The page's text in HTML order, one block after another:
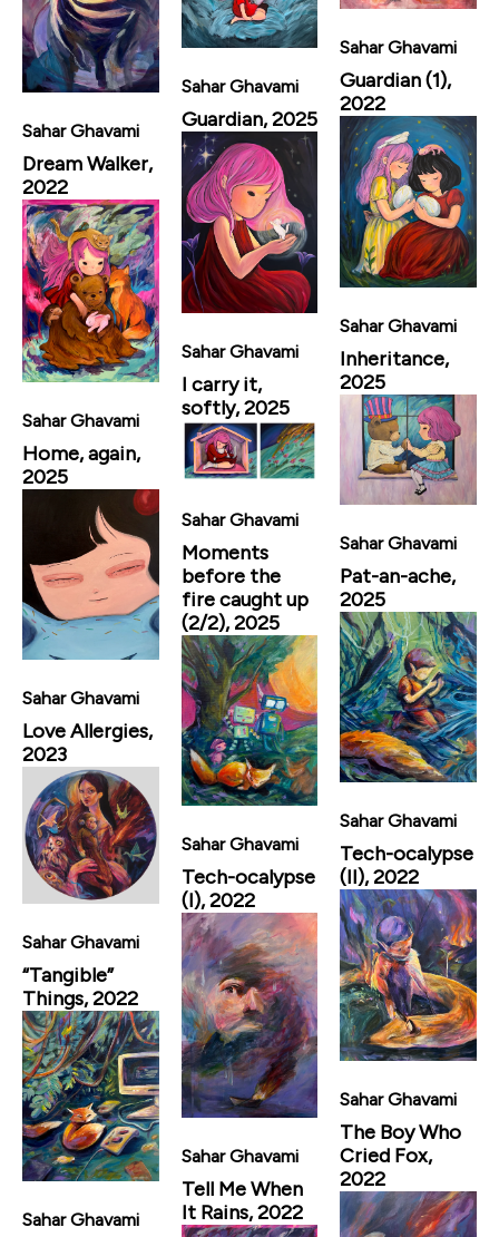
Sahar Ghavami
Dream Walker,
2022
Sahar Ghavami
Home, again,
2025
Sahar Ghavami
Love Allergies,
2023
Sahar Ghavami
“Tangible”
Things, 2022
Sahar Ghavami
Sahar Ghavami
Guardian, 2025
Sahar Ghavami
I carry it,
softly, 2025
Sahar Ghavami
Moments
before the
fire caught up
(2/2), 2025
Sahar Ghavami
Tech-ocalypse
(I), 2022
Sahar Ghavami
Tell Me When
It Rains, 2022
Sahar Ghavami
Guardian (1),
2022
Sahar Ghavami
Inheritance,
2025
Sahar Ghavami
Pat-an-ache,
2025
Sahar Ghavami
Tech-ocalypse
(II), 2022
Sahar Ghavami
The Boy Who
Cried Fox,
2022